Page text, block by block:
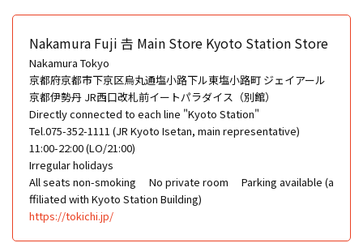
Nakamura Fuji 𠮷 Main Store Kyoto Station Store
Nakamura Tokyo
京都府京都市下京区烏丸通塩小路下ル東塩小路町 ジェイアール
京都伊勢丹 JR西口改札前イートパラダイス（別館）
Directly connected to each line "Kyoto Station"
Tel.075-352-1111 (JR Kyoto Isetan, main representative)
11:00-22:00 (LO/21:00)
Irregular holidays
All seats non-smoking
No private room
Parking available (a
ffiliated with Kyoto Station Building)
https://tokichi.jp/